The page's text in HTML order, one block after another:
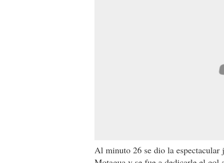
Al minuto 26 se dio la espectacular